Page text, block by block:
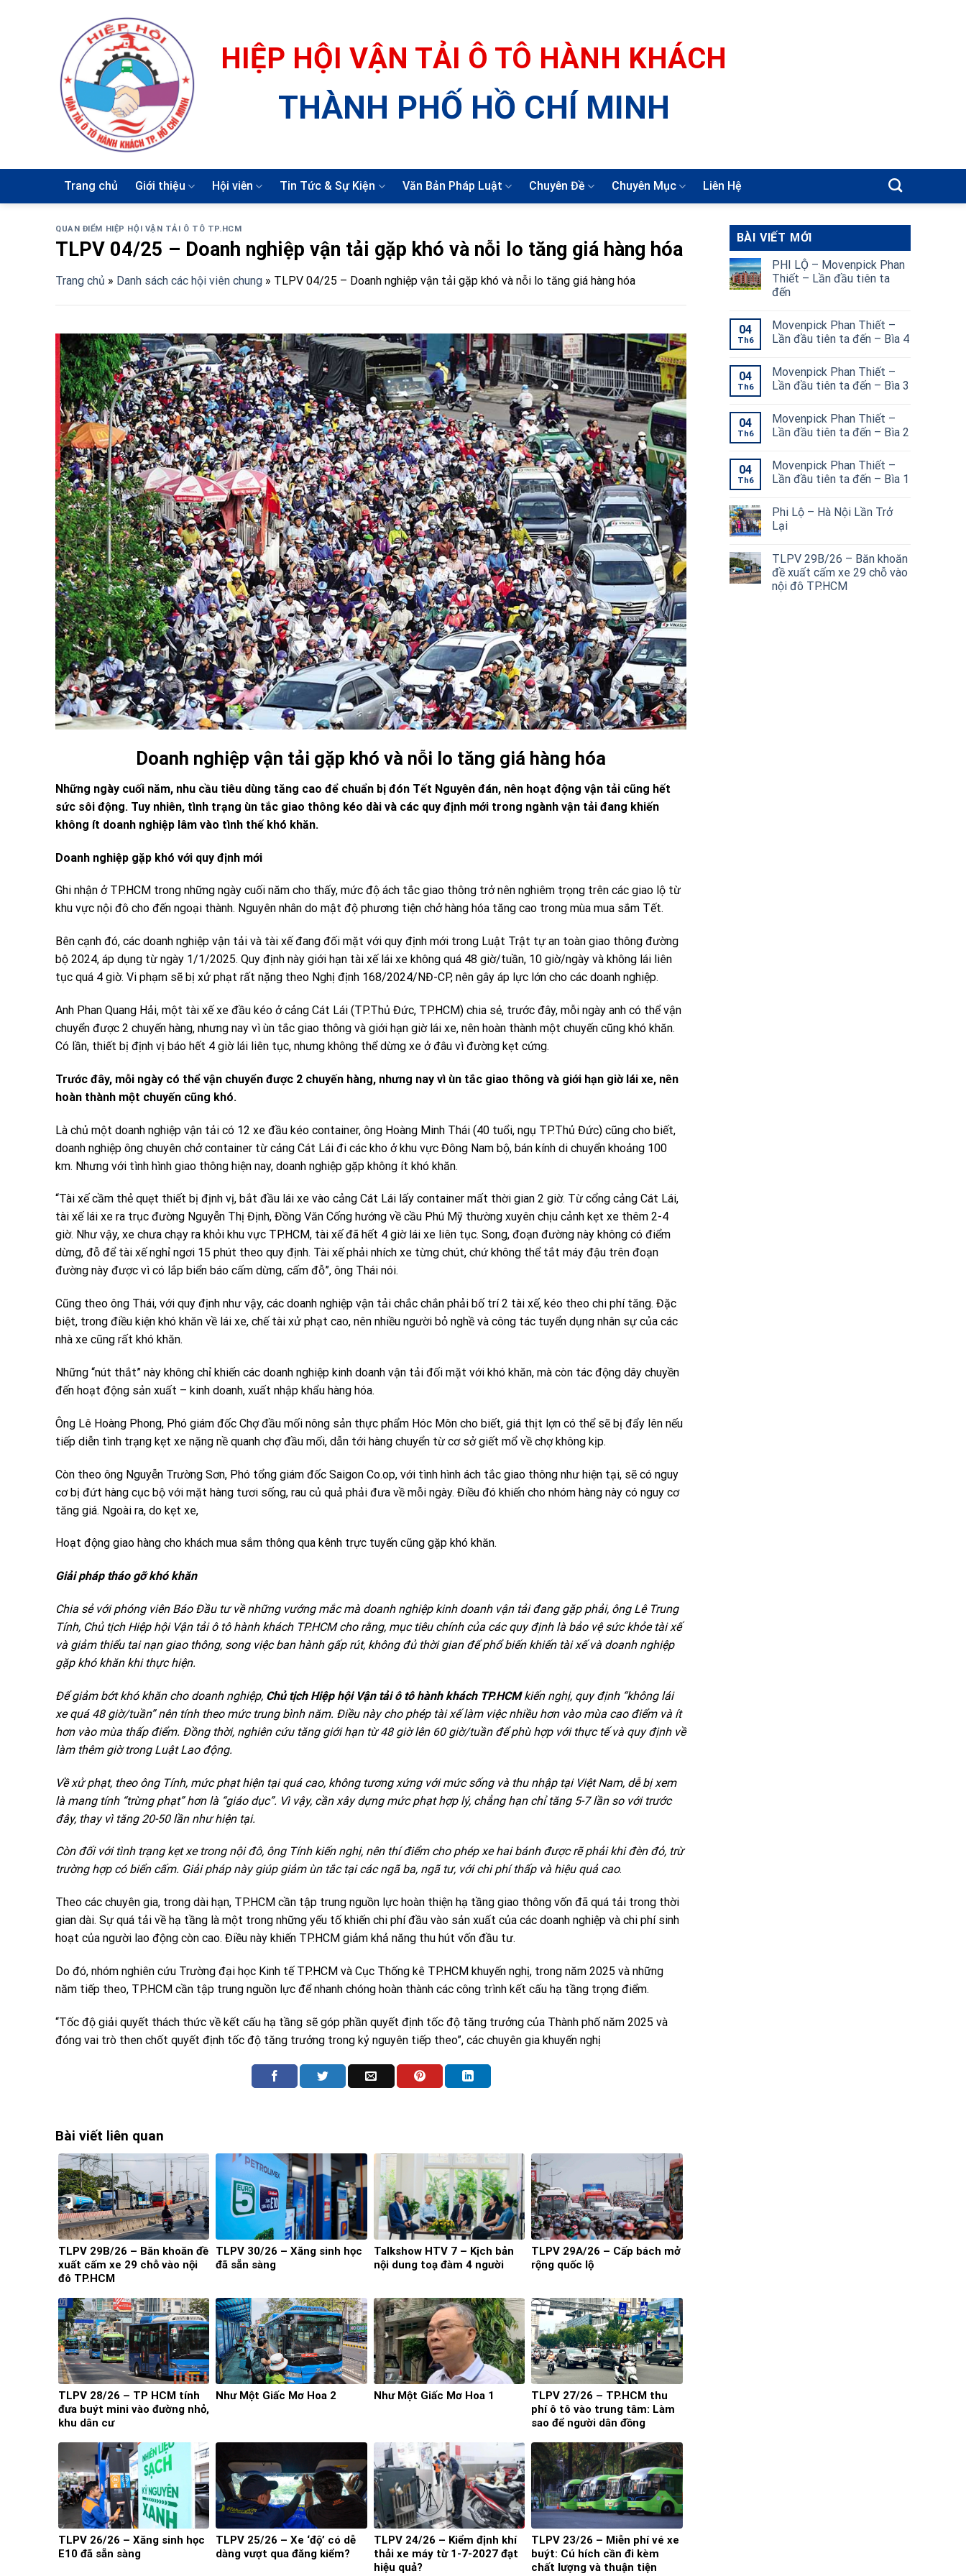
HIỆP HỘI VẬN TẢI Ô TÔ HÀNH KHÁCH
THÀNH PHỐ HỒ CHÍ MINH
Trang chủ Giới thiệu Hội viên Tin Tức & Sự Kiện Văn Bản Pháp Luật Chuyên Đề Chuyên Mục Liên Hệ
QUAN ĐIỂM HIỆP HỘI VẬN TẢI Ô TÔ TP.HCM
TLPV 04/25 – Doanh nghiệp vận tải gặp khó và nỗi lo tăng giá hàng hóa
Trang chủ » Danh sách các hội viên chung » TLPV 04/25 – Doanh nghiệp vận tải gặp khó và nỗi lo tăng giá hàng hóa
Doanh nghiệp vận tải gặp khó và nỗi lo tăng giá hàng hóa
Những ngày cuối năm, nhu cầu tiêu dùng tăng cao để chuẩn bị đón Tết Nguyên đán, nên hoạt động vận tải cũng hết
sức sôi động. Tuy nhiên, tình trạng ùn tắc giao thông kéo dài và các quy định mới trong ngành vận tải đang khiến
không ít doanh nghiệp lâm vào tình thế khó khăn.
Doanh nghiệp gặp khó với quy định mới
Ghi nhận ở TP.HCM trong những ngày cuối năm cho thấy, mức độ ách tắc giao thông trở nên nghiêm trọng trên các giao lộ từ
khu vực nội đô cho đến ngoại thành. Nguyên nhân do mật độ phương tiện chở hàng hóa tăng cao trong mùa mua sắm Tết.
Bên cạnh đó, các doanh nghiệp vận tải và tài xế đang đối mặt với quy định mới trong Luật Trật tự an toàn giao thông đường
bộ 2024, áp dụng từ ngày 1/1/2025. Quy định này giới hạn tài xế lái xe không quá 48 giờ/tuần, 10 giờ/ngày và không lái liên
tục quá 4 giờ. Vi phạm sẽ bị xử phạt rất nặng theo Nghị định 168/2024/NĐ-CP, nên gây áp lực lớn cho các doanh nghiệp.
Anh Phan Quang Hải, một tài xế xe đầu kéo ở cảng Cát Lái (TP.Thủ Đức, TP.HCM) chia sẻ, trước đây, mỗi ngày anh có thể vận
chuyển được 2 chuyến hàng, nhưng nay vì ùn tắc giao thông và giới hạn giờ lái xe, nên hoàn thành một chuyến cũng khó khăn.
Có lần, thiết bị định vị báo hết 4 giờ lái liên tục, nhưng không thể dừng xe ở đâu vì đường kẹt cứng.
Trước đây, mỗi ngày có thể vận chuyển được 2 chuyến hàng, nhưng nay vì ùn tắc giao thông và giới hạn giờ lái xe, nên
hoàn thành một chuyến cũng khó.
Là chủ một doanh nghiệp vận tải có 12 xe đầu kéo container, ông Hoàng Minh Thái (40 tuổi, ngụ TP.Thủ Đức) cũng cho biết,
doanh nghiệp ông chuyên chở container từ cảng Cát Lái đi các kho ở khu vực Đông Nam bộ, bán kính di chuyển khoảng 100
km. Nhưng với tình hình giao thông hiện nay, doanh nghiệp gặp không ít khó khăn.
“Tài xế cầm thẻ quẹt thiết bị định vị, bắt đầu lái xe vào cảng Cát Lái lấy container mất thời gian 2 giờ. Từ cổng cảng Cát Lái,
tài xế lái xe ra trục đường Nguyễn Thị Định, Đồng Văn Cống hướng về cầu Phú Mỹ thường xuyên chịu cảnh kẹt xe thêm 2-4
giờ. Như vậy, xe chưa chạy ra khỏi khu vực TP.HCM, tài xế đã hết 4 giờ lái xe liên tục. Song, đoạn đường này không có điểm
dừng, đỗ để tài xế nghỉ ngơi 15 phút theo quy định. Tài xế phải nhích xe từng chút, chứ không thể tắt máy đậu trên đoạn
đường này được vì có lắp biển báo cấm dừng, cấm đỗ”, ông Thái nói.
Cũng theo ông Thái, với quy định như vậy, các doanh nghiệp vận tải chắc chắn phải bố trí 2 tài xế, kéo theo chi phí tăng. Đặc
biệt, trong điều kiện khó khăn về lái xe, chế tài xử phạt cao, nên nhiều người bỏ nghề và công tác tuyển dụng nhân sự của các
nhà xe cũng rất khó khăn.
Những “nút thắt” này không chỉ khiến các doanh nghiệp kinh doanh vận tải đối mặt với khó khăn, mà còn tác động dây chuyền
đến hoạt động sản xuất – kinh doanh, xuất nhập khẩu hàng hóa.
Ông Lê Hoàng Phong, Phó giám đốc Chợ đầu mối nông sản thực phẩm Hóc Môn cho biết, giá thịt lợn có thể sẽ bị đẩy lên nếu
tiếp diễn tình trạng kẹt xe nặng nề quanh chợ đầu mối, dẫn tới hàng chuyển từ cơ sở giết mổ về chợ không kịp.
Còn theo ông Nguyễn Trường Sơn, Phó tổng giám đốc Saigon Co.op, với tình hình ách tắc giao thông như hiện tại, sẽ có nguy
cơ bị đứt hàng cục bộ với mặt hàng tươi sống, rau củ quả phải đưa về mỗi ngày. Điều đó khiến cho nhóm hàng này có nguy cơ
tăng giá. Ngoài ra, do kẹt xe,
Hoạt động giao hàng cho khách mua sắm thông qua kênh trực tuyến cũng gặp khó khăn.
Giải pháp tháo gỡ khó khăn
Chia sẻ với phóng viên Báo Đầu tư về những vướng mắc mà doanh nghiệp kinh doanh vận tải đang gặp phải, ông Lê Trung
Tính, Chủ tịch Hiệp hội Vận tảiô tôhành khách TP.HCM cho rằng, mục tiêu chính của các quy định là bảo vệ sức khỏe tài xế
và giảm thiểu tai nạn giao thông, song việc ban hành gấp rút, không đủ thời gian để phổ biến khiến tài xế và doanh nghiệp
gặp khó khăn khi thực hiện.
Để giảm bớt khó khăn cho doanh nghiệp, Chủ tịch Hiệp hội Vận tải ô tô hành khách TP.HCMkiến nghị, quy định “không lái
xe quá 48 giờ/tuần” nên tính theo mức trung bình năm. Điều này cho phép tài xế làm việc nhiều hơn vào mùa cao điểm và ít
hơn vào mùa thấp điểm. Đồng thời, nghiên cứu tăng giới hạn từ 48 giờ lên 60 giờ/tuần để phù hợp với thực tế và quy định về
làm thêm giờ trong Luật Lao động.
Về xử phạt, theo ông Tính, mức phạt hiện tại quá cao, không tương xứng với mức sống và thu nhập tại Việt Nam, dễ bị xem
là mang tính “trừng phạt” hơn là “giáo dục”. Vì vậy, cần xây dựng mức phạt hợp lý, chẳng hạn chỉ tăng 5-7 lần so với trước
đây, thay vì tăng 20-50 lần như hiện tại.
Còn đối với tình trạng kẹt xe trong nội đô, ông Tính kiến nghị, nên thí điểm cho phép xe hai bánh được rẽ phải khi đèn đỏ, trừ
trường hợp có biển cấm. Giải pháp này giúp giảm ùn tắc tại các ngã ba, ngã tư, với chi phí thấp và hiệu quả cao.
Theo các chuyên gia, trong dài hạn, TP.HCM cần tập trung nguồn lực hoàn thiện hạ tầng giao thông vốn đã quá tải trong thời
gian dài. Sự quá tải về hạ tầng là một trong những yếu tố khiến chi phí đầu vào sản xuất của các doanh nghiệp và chi phí sinh
hoạt của người lao động còn cao. Điều này khiến TP.HCM giảm khả năng thu hút vốn đầu tư.
Do đó, nhóm nghiên cứu Trường đại học Kinh tế TP.HCM và Cục Thống kê TP.HCM khuyến nghị, trong năm 2025 và những
năm tiếp theo, TP.HCM cần tập trung nguồn lực để nhanh chóng hoàn thành các công trình kết cấu hạ tầng trọng điểm.
“Tốc độ giải quyết thách thức về kết cấu hạ tầng sẽ góp phần quyết định tốc độ tăng trưởng của Thành phố năm 2025 và
đóng vai trò then chốt quyết định tốc độ tăng trưởng trong kỷ nguyên tiếp theo”, các chuyên gia khuyến nghị
Bài viết liên quan
TLPV 29B/26 – Băn khoăn đề
xuất cấm xe 29 chỗ vào nội
đô TP.HCM
TLPV 30/26 – Xăng sinh học
đã sẵn sàng
Talkshow HTV 7 – Kịch bản
nội dung toạ đàm 4 người
TLPV 29A/26 – Cấp bách mở
rộng quốc lộ
TLPV 28/26 – TP HCM tính
đưa buýt mini vào đường nhỏ,
khu dân cư
Như Một Giấc Mơ Hoa 2 Như Một Giấc Mơ Hoa 1
TLPV 27/26 – TP.HCM thu
phí ô tô vào trung tâm: Làm
sao để người dân đồng
TLPV 26/26 – Xăng sinh học
E10 đã sẵn sàng
TLPV 25/26 – Xe ‘độ’ có dễ
dàng vượt qua đăng kiểm?
TLPV 24/26 – Kiểm định khí
thải xe máy từ 1-7-2027 đạt
hiệu quả?
TLPV 23/26 – Miễn phí vé xe
buýt: Cú hích cần đi kèm
chất lượng và thuận tiện
BÀI VIẾT MỚI
PHI LỘ – Movenpick Phan
Thiết – Lần đầu tiên ta
đến
04
Th6
Movenpick Phan Thiết –
Lần đầu tiên ta đến – Bìa 4
04
Th6
Movenpick Phan Thiết –
Lần đầu tiên ta đến – Bìa 3
04
Th6
Movenpick Phan Thiết –
Lần đầu tiên ta đến – Bìa 2
04
Th6
Movenpick Phan Thiết –
Lần đầu tiên ta đến – Bìa 1
Phi Lộ – Hà Nội Lần Trở
Lại
TLPV 29B/26 – Băn khoăn
đề xuất cấm xe 29 chỗ vào
nội đô TP.HCM